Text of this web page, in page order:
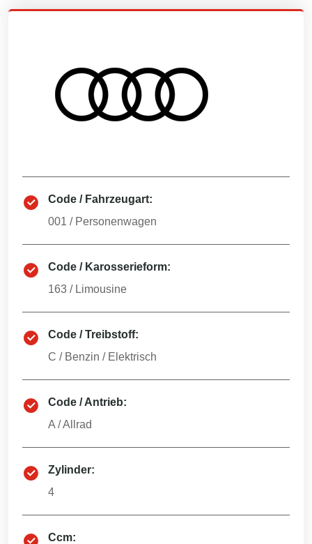
Code / Fahrzeugart:
001 / Personenwagen
Code / Karosserieform:
163 / Limousine
Code / Treibstoff:
C / Benzin / Elektrisch
Code / Antrieb:
A /Allrad
Zylinder:
4
Ccm: